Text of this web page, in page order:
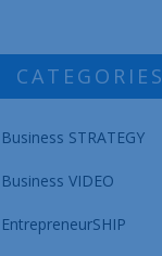
CATEGORIES
Business STRATEGY
Business VIDEO
EntrepreneurSHIP